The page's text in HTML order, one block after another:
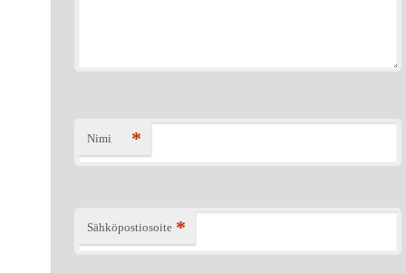
Nimi *
Sähköpostiosoite *